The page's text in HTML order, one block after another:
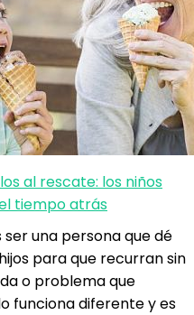
al rescate: los niños
tiempo atrás
una persona que dé
para que recurran sin
o problema que
funciona diferente y es